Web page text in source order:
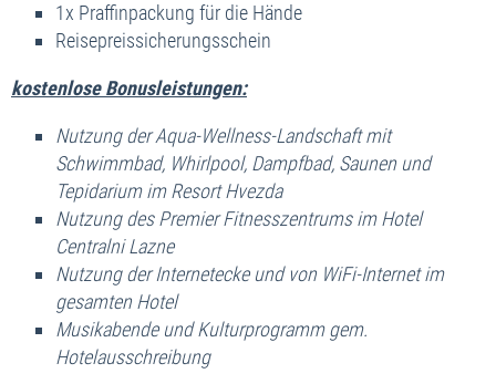
1x Praffinpackung für die Hände
Reisepreissicherungsschein
kostenlose Bonusleistungen:
Nutzung der Aqua-Wellness-Landschaft mit
Schwimmbad, Whirlpool, Dampfbad, Saunen und
Tepidariumim Resort Hvezda
Nutzung des Premier Fitnesszentrums im Hotel
Centralni Lazne
Nutzung der Internetecke und von WiFi-Internet im
gesamten Hotel
Musikabende und Kulturprogramm gem.
Hotelausschreibung